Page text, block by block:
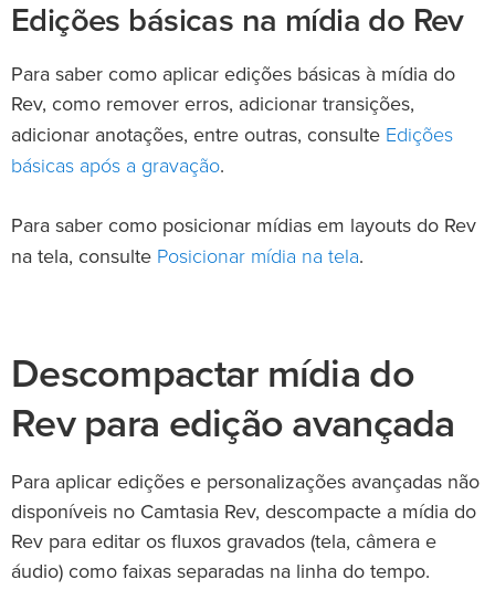
Edições básicas na mídia do Rev
Para saber como aplicar edições básicas à mídia do
Rev, como remover erros, adicionar transições,
adicionar anotações, entre outras, consulte Edições
básicas após a gravação.
Para saber como posicionar mídias em layouts do Rev
na tela, consulte Posicionar mídia na tela.
Descompactar mídia do
Rev para edição avançada
Para aplicar edições e personalizações avançadas não
disponíveis no Camtasia Rev, descompacte a mídia do
Rev para editar os fluxos gravados (tela, câmera e
áudio) como faixas separadas na linha do tempo.